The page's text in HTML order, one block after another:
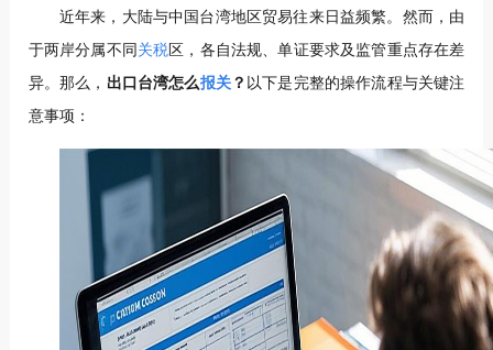
近年来，大陆与中国台湾地区贸易往来日益频繁。然而，由
于两岸分属不同 关税 区，各自法规、单证要求及监管重点存在差
异。那么， 出口台湾怎么报关？ 以下是完整的操作流程与关键注
意事项：